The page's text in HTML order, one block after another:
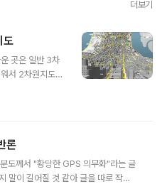
더보기
도
곳은 일반 3차
서 2차원지도처
에서 제작한
리를 잘 모르지
대방향에서 제작
로 제작되어, 4
론
도께서 "황당한 GPS 의무화"라는 글
말이 길어질 것 같아 글을 따로 작성